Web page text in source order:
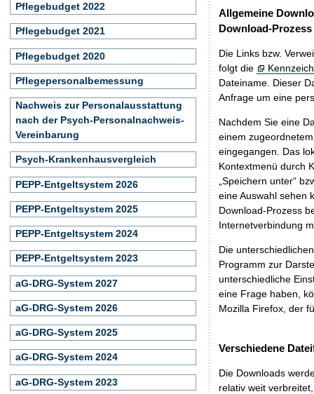
Allgemeine
Download-Prozess
Die Links bzw.
folgt die
Dateiname. Dieser
Anfrage um eine
Nachdem Sie eine
einem
eingegangen. Das
Kontextmenü durch
„Speichern unter“
eine Auswahl sehen
Download-Prozess
Internetverbindung
Die
Programm zur
unterschiedliche
eine Frage haben,
Mozilla Firefox, der
Verschiedene
Die Downloads
relativ weit
Pflegebudget 2022
Pflegebudget 2021
Pflegebudget 2020
Pflegepersonalbemessung
Nachweis zur Personalausstattung
nach der Psych-Personalnachweis-
Vereinbarung
Psych-Krankenhausvergleich
PEPP-Entgeltsystem 2026
PEPP-Entgeltsystem 2025
PEPP-Entgeltsystem 2024
PEPP-Entgeltsystem 2023
aG-DRG-System 2027
aG-DRG-System 2026
aG-DRG-System 2025
aG-DRG-System 2024
aG-DRG-System 2023